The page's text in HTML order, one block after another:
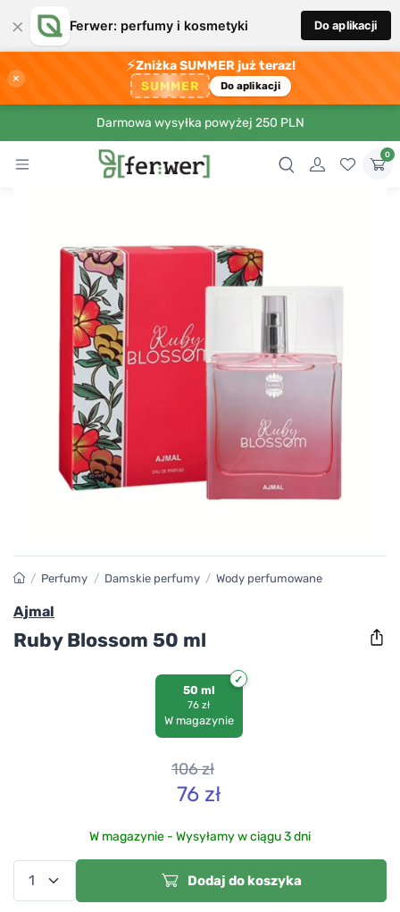
× Ferwer: perfumy i kosmetyki Do aplikacji
×
⚡Zniżka SUMMER już teraz!
SUMMER Do aplikacji
Darmowa wysyłka powyżej 250 PLN
0
/ Perfumy / Damskie perfumy / Wody perfumowane
Ajmal
Ruby Blossom 50 ml
50 ml
76 zł
W magazynie
106zł
76zł
W magazynie - Wysyłamy w ciągu 3 dni
Dodaj do koszyka